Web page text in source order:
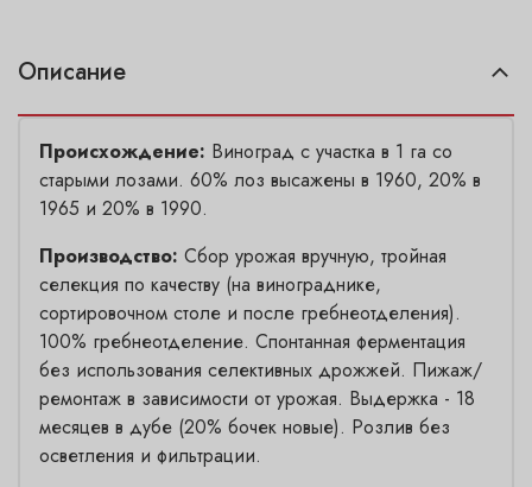
Описание
Происхождение: Виноград с участка в 1 га со
старыми лозами. 60% лоз высажены в 1960, 20% в
1965 и 20% в 1990.
Производство: Cбор урожая вручную, тройная
селекция по качеству (на винограднике,
сортировочном столе и после гребнеотделения).
100% гребнеотделение. Спонтанная ферментация
без использования селективных дрожжей. Пижаж/
ремонтаж в зависимости от урожая. Выдержка - 18
месяцев в дубе (20% бочек новые). Розлив без
осветления и фильтрации.